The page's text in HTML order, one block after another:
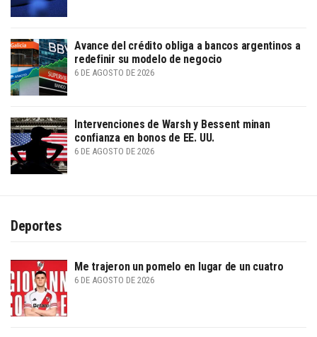
Avance del crédito obliga a bancos argentinos a
redefinir su modelo de negocio
6 DE AGOSTO DE 2026
Intervenciones de Warsh y Bessent minan
confianza en bonos de EE. UU.
6 DE AGOSTO DE 2026
Deportes
Me trajeron un pomelo en lugar de un cuatro
6 DE AGOSTO DE 2026